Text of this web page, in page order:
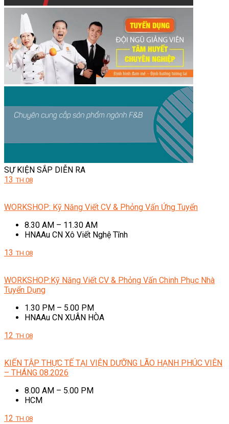
SỰ KIỆN SẮP DIỄN RA
13 TH.08
WORKSHOP: Kỹ Năng Viết CV & Phỏng Vấn Ứng Tuyển
8.30 AM – 11.30 AM
HNAAu CN Xô Viết Nghệ Tĩnh
13 TH.08
WORKSHOP:Kỹ Năng Viết CV & Phỏng Vấn Chinh Phục Nhà
Tuyển Dụng
1.30 PM – 5.00 PM
HNAAu CN XUÂN HÒA
12 TH.08
KIẾN TẬP THỰC TẾ TẠI VIỆN DƯỠNG LÃO HẠNH PHÚC VIÊN
– THÁNG 08.2026
8.00 AM – 5.00 PM
HCM
12 TH.08